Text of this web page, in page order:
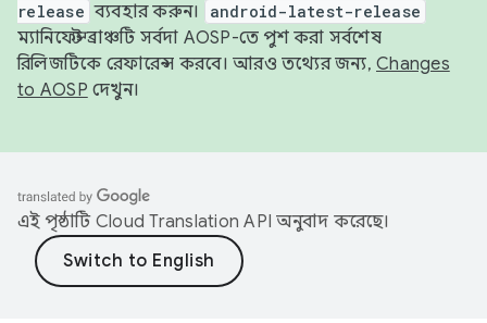
release ব্যবহার করুন। android-latest-release
ম্যানিফেস্ট ব্রাঞ্চটি সর্বদা AOSP-তে পুশ করা সর্বশেষ
রিলিজটিকে রেফারেন্স করবে। আরও তথ্যের জন্য, Changes
to AOSP দেখুন।
এই পৃষ্ঠাটি Cloud Translation API অনুবাদ করেছে।